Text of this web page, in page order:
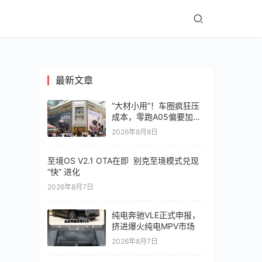
最新文章
“大材小用”！车圈疯狂压
成本，零跑A05偏要加价
值
2026年8月8日
至境OS V2.1 OTA在即 别克至境模式兑现
“快” 进化
2026年8月7日
纯电奔驰VLE正式申报，
挤进爆火纯电MPV市场
2026年8月7日